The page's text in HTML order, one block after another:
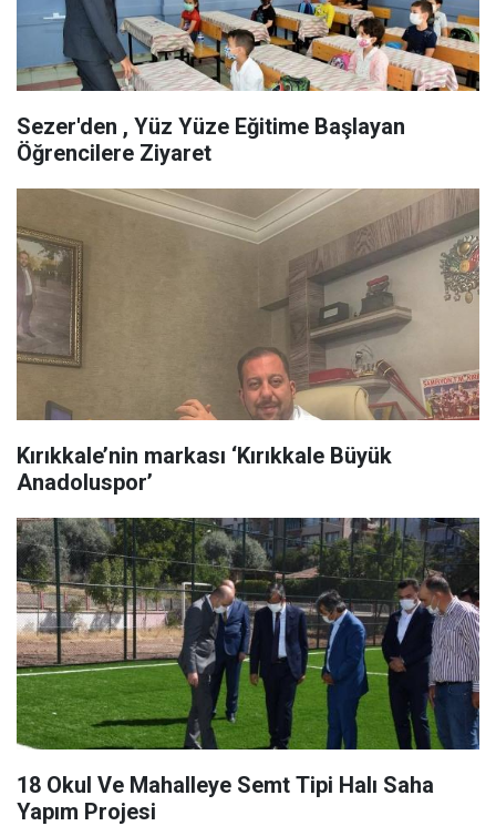
Sezer'den , Yüz Yüze Eğitime Başlayan
Öğrencilere Ziyaret
Kırıkkale’nin markası ‘Kırıkkale Büyük
Anadoluspor’
18 Okul Ve Mahalleye Semt Tipi Halı Saha
Yapım Projesi